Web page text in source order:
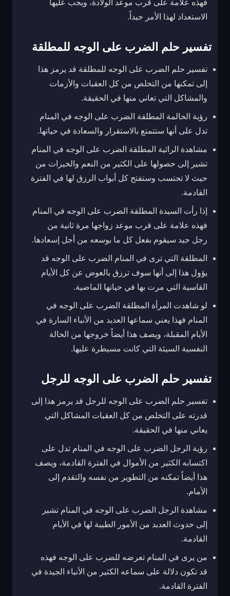
فهذه علامة على قرب موعد الولادة، ويجب عليها
الاستعداد لهذا الأمر جيداً.
تفسير حلم الضرب على الوجه للمطلقة
تفسير حلم الضرب على الوجه للمطلقة قد يرمز هذا
إلى تمكنها من التخلص من كل العقبات والأزمات
والمشاكل التي تعاني منها في الحقيقة.
رؤية الحالمة المطلقة الضرب على الوجه في المنام
تدل على أنها ستتمتع بالاستقرار والسعادة في حياتها.
مشاهدة الرائية المطلقة الضرب على الوجه في المنام
تشير إلى حصولها على الكثير من النعم والخيرات من
حيث لا تحتسب وستفتح كل أبواب الرزق لها في الفترة
القادمة.
إذا رأت السيدة المطلقة الضرب على الوجه في المنام
فهذه علامة على قرب موعد زواجها مرة ثانية من
رجل جيد سيقوم بفعل كل ما بوسعه من أجل إسعادها.
المطلقة التي ترى في المنام الضرب على الوجه قد
يؤول هذا إلى أنها سوف ترزق بالعوض عن كل الأيام
القاسية التي مرت بها في حياتها الماضية.
لو شاهدت المرأة المطلقة الضرب على الوجه في
المنام فهذا يعني سماعها العديد من الأنباء السارة في
الأيام المقبلة، ويصف هذا أيضاً خروجها من الحالة
النفسية السيئة التي كانت مسيطرة عليها.
تفسير حلم الضرب على الوجه للرجل
تفسير حلم الضرب على الوجه للرجل قد يرمز هذا إلى
قدرته على التخلص من كل العقبات المشاكل التي
يعاني منها في الحقيقة.
رؤية الرجل الضرب على الوجه في المنام تدل على
اكتسابه الكثير من الأموال في الفترة القادمة، ويصف
هذا أيضاً تمكنه من التطوير من نفسه والتقدم إلى
الأمام.
مشاهدة الرجل الضرب على الوجه في المنام تشير
إلى حدوث العديد من الأمور الطيبة لها في الأيام
القادمة.
من يرى في المنام تعرضه للضرب على الوجه فهذه
قد تكون دلالة على سماعه الكثير من الأنباء الجيدة في
الفترة القادمة.